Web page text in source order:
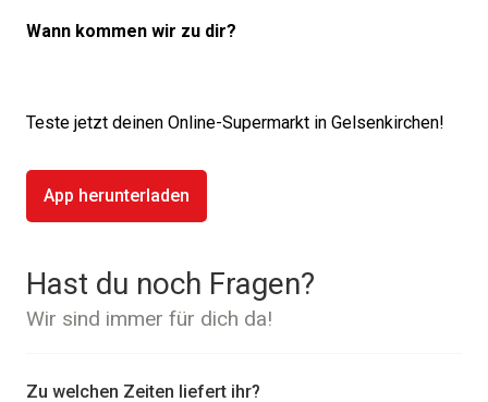
Wann kommen wir zu dir?
Teste jetzt deinen Online-Supermarkt in Gelsenkirchen!
App herunterladen
Hast du noch Fragen?
Wir sind immer für dich da!
Zu welchen Zeiten liefert ihr?